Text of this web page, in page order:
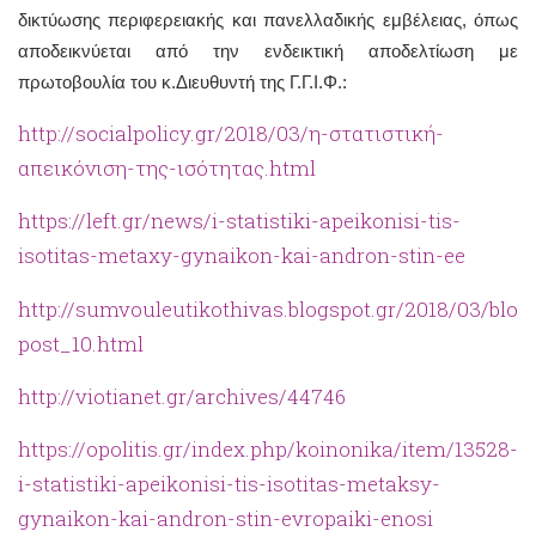
δικτύωσης περιφερειακής και πανελλαδικής εμβέλειας, όπως
αποδεικνύεται από την ενδεικτική αποδελτίωση με
πρωτοβουλία του κ.Διευθυντή της Γ.Γ.Ι.Φ.:
http://socialpolicy.gr/2018/03/η-στατιστική-
απεικόνιση-της-ισότητας.html
https://left.gr/news/i-statistiki-apeikonisi-tis-
isotitas-metaxy-gynaikon-kai-andron-stin-ee
http://sumvouleutikothivas.blogspot.gr/2018/03/
post_10.html
http://viotianet.gr/archives/44746
https://opolitis.gr/index.php/koinonika/item/13528-
i-statistiki-apeikonisi-tis-isotitas-metaksy-
gynaikon-kai-andron-stin-evropaiki-enosi